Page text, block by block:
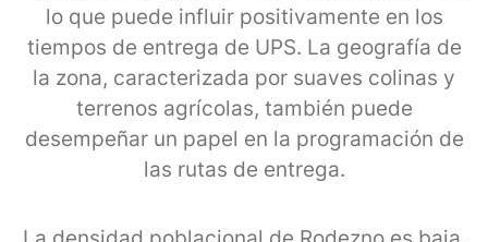
lo que puede influir positivamente en los
tiempos de entrega de UPS. La geografía de
la zona, caracterizada por suaves colinas y
terrenos agrícolas, también puede
desempeñar un papel en la programación de
las rutas de entrega.